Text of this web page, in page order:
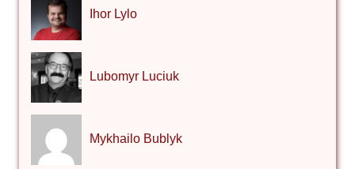
Ihor Lylo
Lubomyr Luciuk
Mykhailo Bublyk